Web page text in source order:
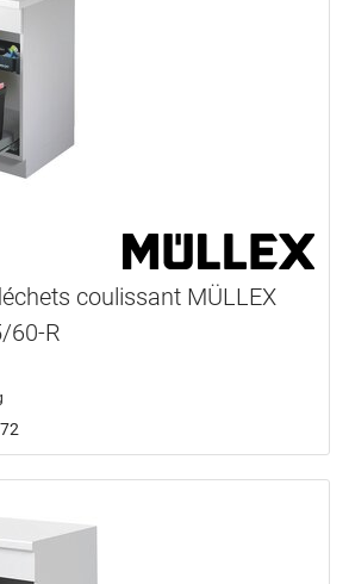
coulissant MÜLLEX
60-R